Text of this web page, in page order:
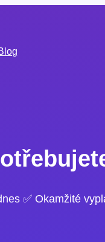
✅ Okamžité